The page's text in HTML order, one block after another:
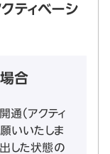
ティベーシ
合
通（アクティ
いいたしま
した状態の